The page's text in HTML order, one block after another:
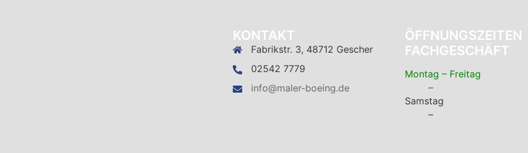
KONTAKT
Fabrikstr. 3, 48712 Gescher
02542 7779
info@maler-boeing.de
ÖFFNUNGSZEITEN
FACHGESCHÄFT
Montag – Freitag
–
Samstag
–